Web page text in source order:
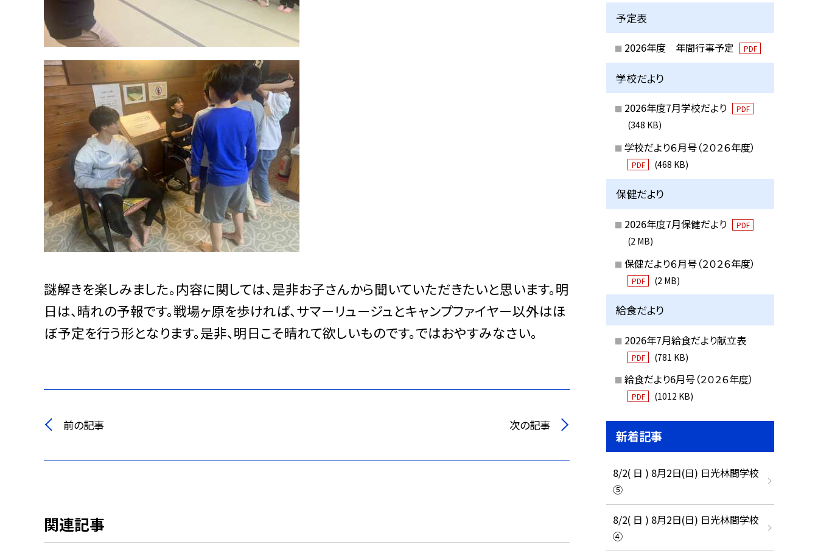
謎解きを楽しみました。内容に関しては、是非お子さんから聞いていただきたいと思います。明
日は、晴れの予報です。戦場ヶ原を歩ければ、サマーリュージュとキャンプファイヤー以外はほ
ぼ予定を行う形となります。是非、明日こそ晴れて欲しいものです。ではおやすみなさい。
前の記事 次の記事
関連記事
予定表
2026年度 年間行事予定 PDF
学校だより
2026年度7月学校だより PDF
(348 KB)
学校だより６月号（２０２６年度）
PDF (468 KB)
保健だより
2026年度7月保健だより PDF
(2 MB)
保健だより６月号（２０２６年度）
PDF (2 MB)
給食だより
2026年7月給食だより献立表
PDF (781 KB)
給食だより6月号（２０２６年度）
PDF (1012 KB)
新着記事
8/2( 日 ) 8月2日(日) 日光林間学校
⑤
8/2( 日 ) 8月2日(日) 日光林間学校
④